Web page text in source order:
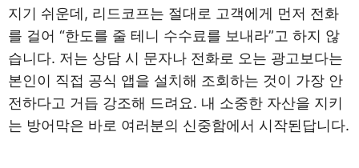
지기 쉬운데, 리드코프는 절대로 고객에게 먼저 전화
를 걸어 “한도를 줄 테니 수수료를 보내라”고 하지 않
습니다. 저는 상담 시 문자나 전화로 오는 광고보다는
본인이 직접 공식 앱을 설치해 조회하는 것이 가장 안
전하다고 거듭 강조해 드려요. 내 소중한 자산을 지키
는 방어막은 바로 여러분의 신중함에서 시작된답니다.